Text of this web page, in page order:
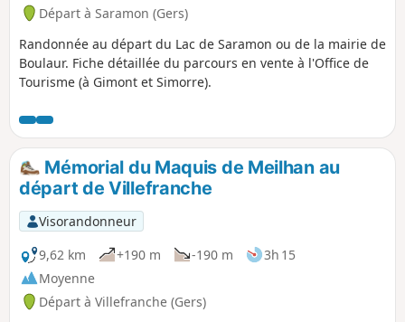
Départ à Saramon (Gers)
Randonnée au départ du Lac de Saramon ou de la mairie de
Boulaur. Fiche détaillée du parcours en vente à l'Office de
Tourisme (à Gimont et Simorre).
Mémorial du Maquis de Meilhan au
départ de Villefranche
Visorandonneur
9,62 km
+190 m -190 m
3h 15
Moyenne
Départ à Villefranche (Gers)